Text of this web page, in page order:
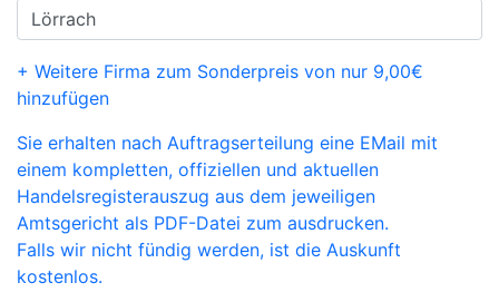
+ Weitere Firma zum Sonderpreis von nur 9,00€
hinzufügen
Sie erhalten nach Auftragserteilung eine EMail mit
einem kompletten, offiziellen und aktuellen
Handelsregisterauszug aus dem jeweiligen
Amtsgericht als PDF-Datei zum ausdrucken.
Falls wir nicht fündig werden, ist die Auskunft
kostenlos.